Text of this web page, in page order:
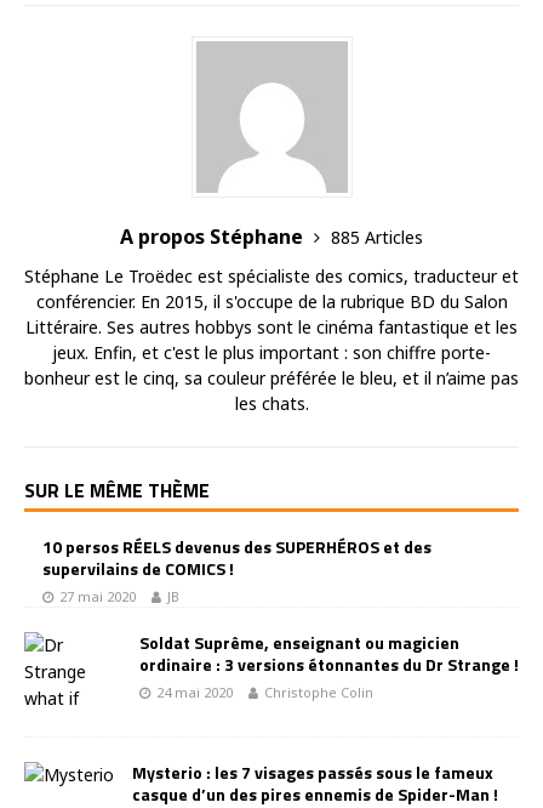
A propos Stéphane
885 Articles
Stéphane Le Troëdec est spécialiste des comics, traducteur et
conférencier. En 2015, il s'occupe de la rubrique BD du Salon
Littéraire. Ses autres hobbys sont le cinéma fantastique et les
jeux. Enfin, et c'est le plus important : son chiffre porte-
bonheur est le cinq, sa couleur préférée le bleu, et il n’aime pas
les chats.
SUR LE MÊME THÈME
10 persos RÉELS devenus des SUPERHÉROS et des
supervilains de COMICS !
27 mai 2020 JB
Soldat Suprême, enseignant ou magicien
ordinaire : 3 versions étonnantes du Dr Strange !
24 mai 2020 Christophe Colin
Mysterio : les 7 visages passés sous le fameux
casque d’un des pires ennemis de Spider-Man !